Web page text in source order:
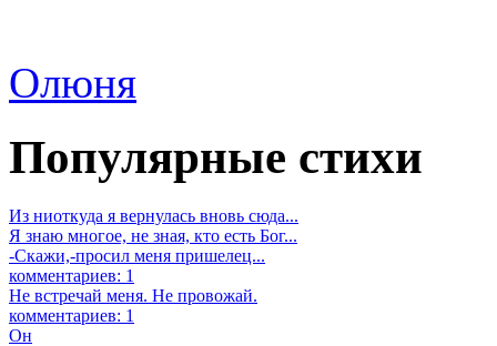
Олюня
Популярные стихи
Из ниоткуда я вернулась вновь сюда...
Я знаю многое, не зная, кто есть Бог...
-Скажи,-просил меня пришелец...
комментариев: 1
Не встречай меня. Не провожай.
комментариев: 1
Он